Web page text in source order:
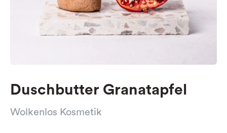
Duschbutter Granatapfel
Wolkenlos Kosmetik